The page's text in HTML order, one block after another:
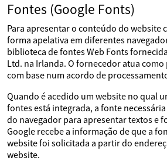
Fontes (Google Fonts)
Para apresentar o conteúdo do website
forma apelativa em diferentes
biblioteca de fontes Web Fonts
Ltd. na Irlanda. O fornecedor atua
com base num acordo de
Quando é acedido um website no qual
fontes está integrada, a fonte
do navegador para apresentar textos e
Google recebe a informação de que a
website foi solicitada a partir do
website.